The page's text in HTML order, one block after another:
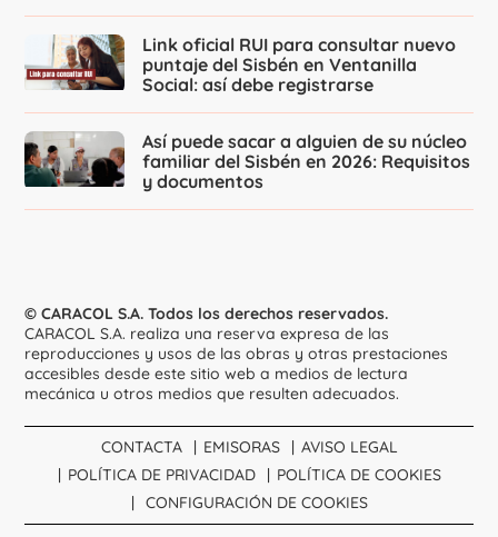
Link oficial RUI para consultar nuevo
puntaje del Sisbén en Ventanilla
Social: así debe registrarse
Así puede sacar a alguien de su núcleo
familiar del Sisbén en 2026: Requisitos
y documentos
© CARACOL S.A. Todos los derechos reservados.
CARACOL S.A. realiza una reserva expresa de las
reproducciones y usos de las obras y otras prestaciones
accesibles desde este sitio web a medios de lectura
mecánica u otros medios que resulten adecuados.
CONTACTA EMISORAS
AVISO LEGAL
POLÍTICA DE PRIVACIDAD
POLÍTICA DE COOKIES
CONFIGURACIÓN DE COOKIES